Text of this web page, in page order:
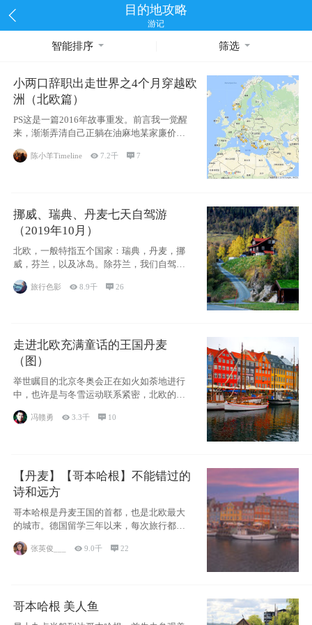
目的地攻略
游记
智能排序 筛选
小两口辞职出走世界之4个月穿越欧
洲（北欧篇）
PS这是一篇2016年故事重发。前言我一觉醒
来，渐渐弄清自己正躺在油麻地某家廉价宾
馆
陈小羊Timeline 7.2千 7
挪威、瑞典、丹麦七天自驾游
（2019年10月）
北欧，一般特指五个国家：瑞典，丹麦，挪
威，芬兰，以及冰岛。除芬兰，我们自驾游
旅行色影 8.9千 26
走进北欧充满童话的王国丹麦
（图）
举世瞩目的北京冬奥会正在如火如荼地进行
中，也许是与冬雪运动联系紧密，北欧的一
些国家因
冯赣勇 3.3千  10
【丹麦】【哥本哈根】不能错过的
诗和远方
哥本哈根是丹麦王国的首都，也是北欧最大
的城市。德国留学三年以来，每次旅行都是
张英俊___ 9.0千 22
哥本哈根 美人鱼